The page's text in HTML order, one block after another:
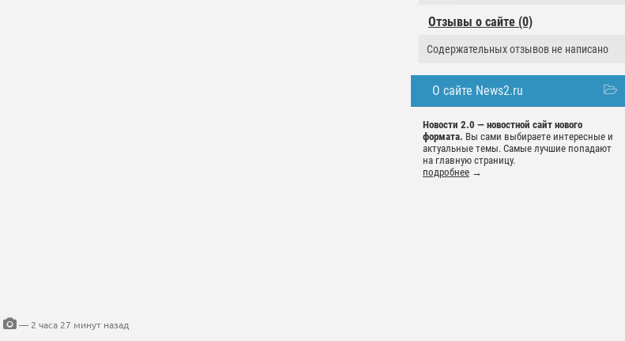
Отзывы о сайте (0)
Содержательных отзывов не написано
О сайте News2.ru
Новости 2.0 — новостной сайт нового
формата. Вы сами выбираете интересные и
актуальные темы. Самые лучшие попадают
на главную страницу.
подробнее →
— 2 часа 27 минут назад